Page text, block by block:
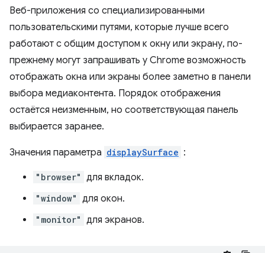
Веб-приложения со специализированными
пользовательскими путями, которые лучше всего
работают с общим доступом к окну или экрану, по-
прежнему могут запрашивать у Chrome возможность
отображать окна или экраны более заметно в панели
выбора медиаконтента. Порядок отображения
остаётся неизменным, но соответствующая панель
выбирается заранее.
Значения параметра displaySurface :
"browser" для вкладок.
"window" для окон.
"monitor" для экранов.